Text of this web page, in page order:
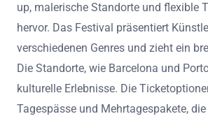
up, malerische Standorte und flexible
hervor. Das Festival präsentiert
verschiedenen Genres und zieht ein
Die Standorte, wie Barcelona und
kulturelle Erlebnisse. Die
Tagespässe und Mehrtagespakete,